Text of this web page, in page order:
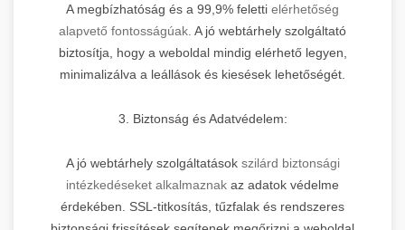
A megbízhatóság és a 99,9% feletti elérhetőség
alapvető fontosságúak. A jó webtárhely szolgáltató
biztosítja, hogy a weboldal mindig elérhető legyen,
minimalizálva a leállások és kiesések lehetőségét.
3. Biztonság és Adatvédelem:
A jó webtárhely szolgáltatások szilárd biztonsági
intézkedéseket alkalmaznak az adatok védelme
érdekében. SSL-titkosítás, tűzfalak és rendszeres